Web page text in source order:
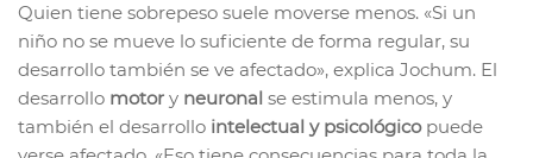
Quien tiene sobrepeso suele moverse menos. «Si un
niño no se mueve lo suficiente de forma regular, su
desarrollo también se ve afectado», explica Jochum. El
desarrollo motor y neuronal se estimula menos, y
también el desarrollo intelectual y psicológicopuede